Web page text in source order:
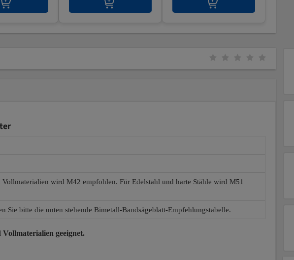
wird M42 empfohlen. Für Edelstahl und harte Stähle wird M51
Sie bitte die unten stehende Bimetall-Bandsägeblatt-Empfehlungstabelle.
geeignet.